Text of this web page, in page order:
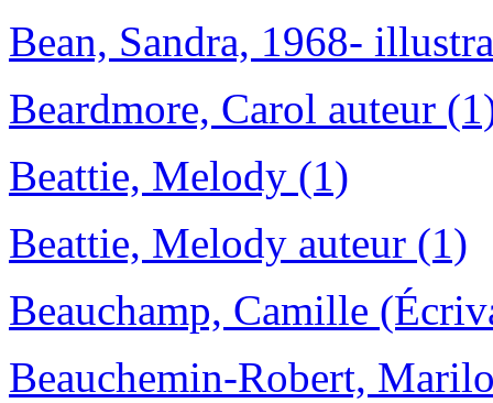
Bean, Sandra, 1968-
Beardmore, Carol auteur
Beattie, Melody (1)
Beattie, Melody auteur (1)
Beauchamp, Camille
Beauchemin-Robert,